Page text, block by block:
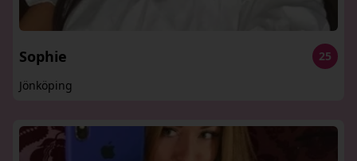
Sophie
25
Jönköping